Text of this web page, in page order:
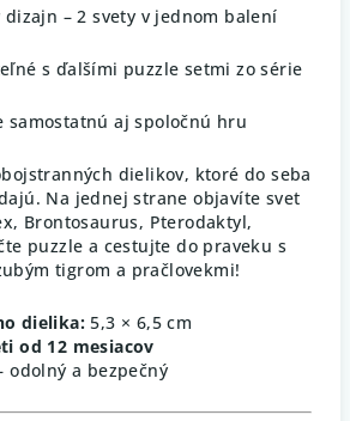
dizajn – 2 svety v jednom balení
s ďalšími puzzle setmi zo série
samostatnú aj spoločnú hru
dielikov, ktoré do seba
Na jednej strane objavíte svet
Brontosaurus, Pterodaktyl,
puzzle a cestujte do praveku s
tigrom a pračlovekmi!
dielika: 5,3 × 6,5 cm
od 12 mesiacov
odolný a bezpečný